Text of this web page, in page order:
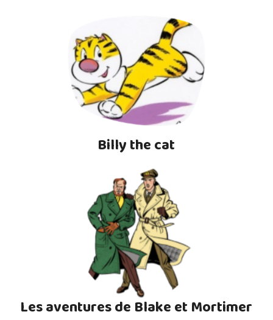
Billy the cat
Les aventures de Blake et Mortimer